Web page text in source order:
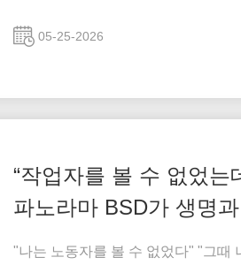
니다., 부적절한 준수, 불충분한 현
05-25-2026
“작업자를 볼 수 없었는
파노라마 BSD가 생명
"나는 노동자를 볼 수 없었다" "그때